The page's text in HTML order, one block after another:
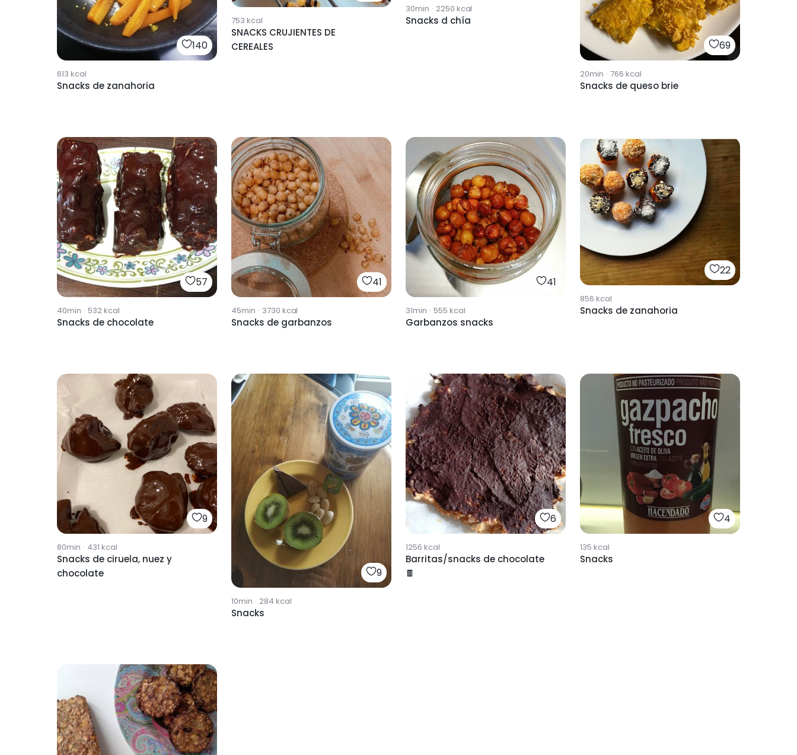
140
613 kcal
Snacks de zanahoria
753 kcal
SNACKS CRUJIENTES DE
CEREALES
30min · 2250 kcal
Snacks d chía
69
20min · 766 kcal
Snacks de queso brie
57
40min · 532kcal
Snacks de chocolate
41
45min · 3730 kcal
Snacks de garbanzos
41
31min · 555 kcal
Garbanzos snacks
22
856 kcal
Snacks de zanahoria
9
80min · 431 kcal
Snacks de ciruela, nuez y
chocolate
9
10min · 284 kcal
Snacks
6
1256 kcal
Barritas/snacks de chocolate
🍫
4
135 kcal
Snacks